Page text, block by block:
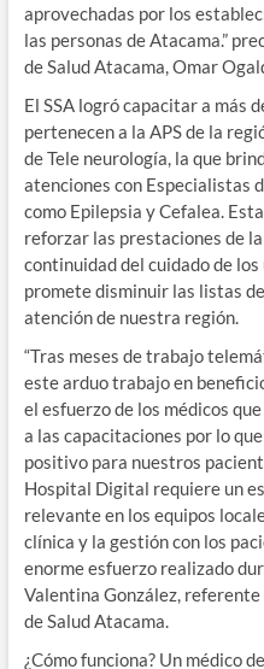
aprovechadas por los
las personas de Atacama.”
de Salud Atacama, Omar
El SSA logró capacitar a más
pertenecen a la APS de la
de Tele neurología, la que
atenciones con Especialistas
como Epilepsia y Cefalea.
reforzar las prestaciones de
continuidad del cuidado de
promete disminuir las listas
atención de nuestra región.
“Tras meses de trabajo
este arduo trabajo en
el esfuerzo de los médicos
a las capacitaciones por lo
positivo para nuestros
Hospital Digital requiere un
relevante en los equipos
clínica y la gestión con los
enorme esfuerzo realizado
Valentina González,
de Salud Atacama.
¿Cómo funciona? Un médico